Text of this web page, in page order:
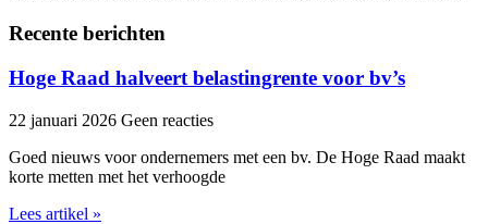
Recente berichten
Hoge Raad halveert belastingrente voor bv’s
22 januari 2026 Geen reacties
Goed nieuws voor ondernemers met een bv. De Hoge Raad maakt
korte metten met het verhoogde
Lees artikel »